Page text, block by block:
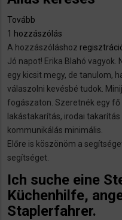
Tovább
keresés)
1 hozzászólás
A hozzászóláshoz
Jó napot! Erika Blahó vagyok.
egy kicsit megy, de tanulom,
válaszolni kevésbé tudok.
fogászaton. Szeretnék egy fő
lakástakarítás, irodai
kommunikálás minimális.
Előre is köszönöm a
segítséget.
Ich suche eine
Küchenhilfe,
Staplerfahrer.